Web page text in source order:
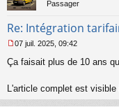
l
Passager
Re: Intégration
e
a
07 juil. 2025, 09:42
Ça faisait plus de 10 ans
L'article complet est visible